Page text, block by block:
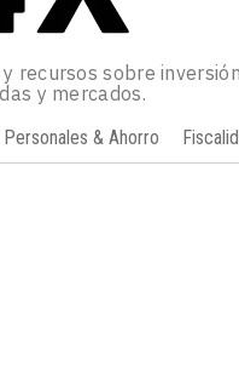
recursos sobre
y mercados.
Personales & Ahorro